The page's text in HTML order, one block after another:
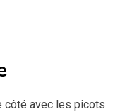
côté avec les picots